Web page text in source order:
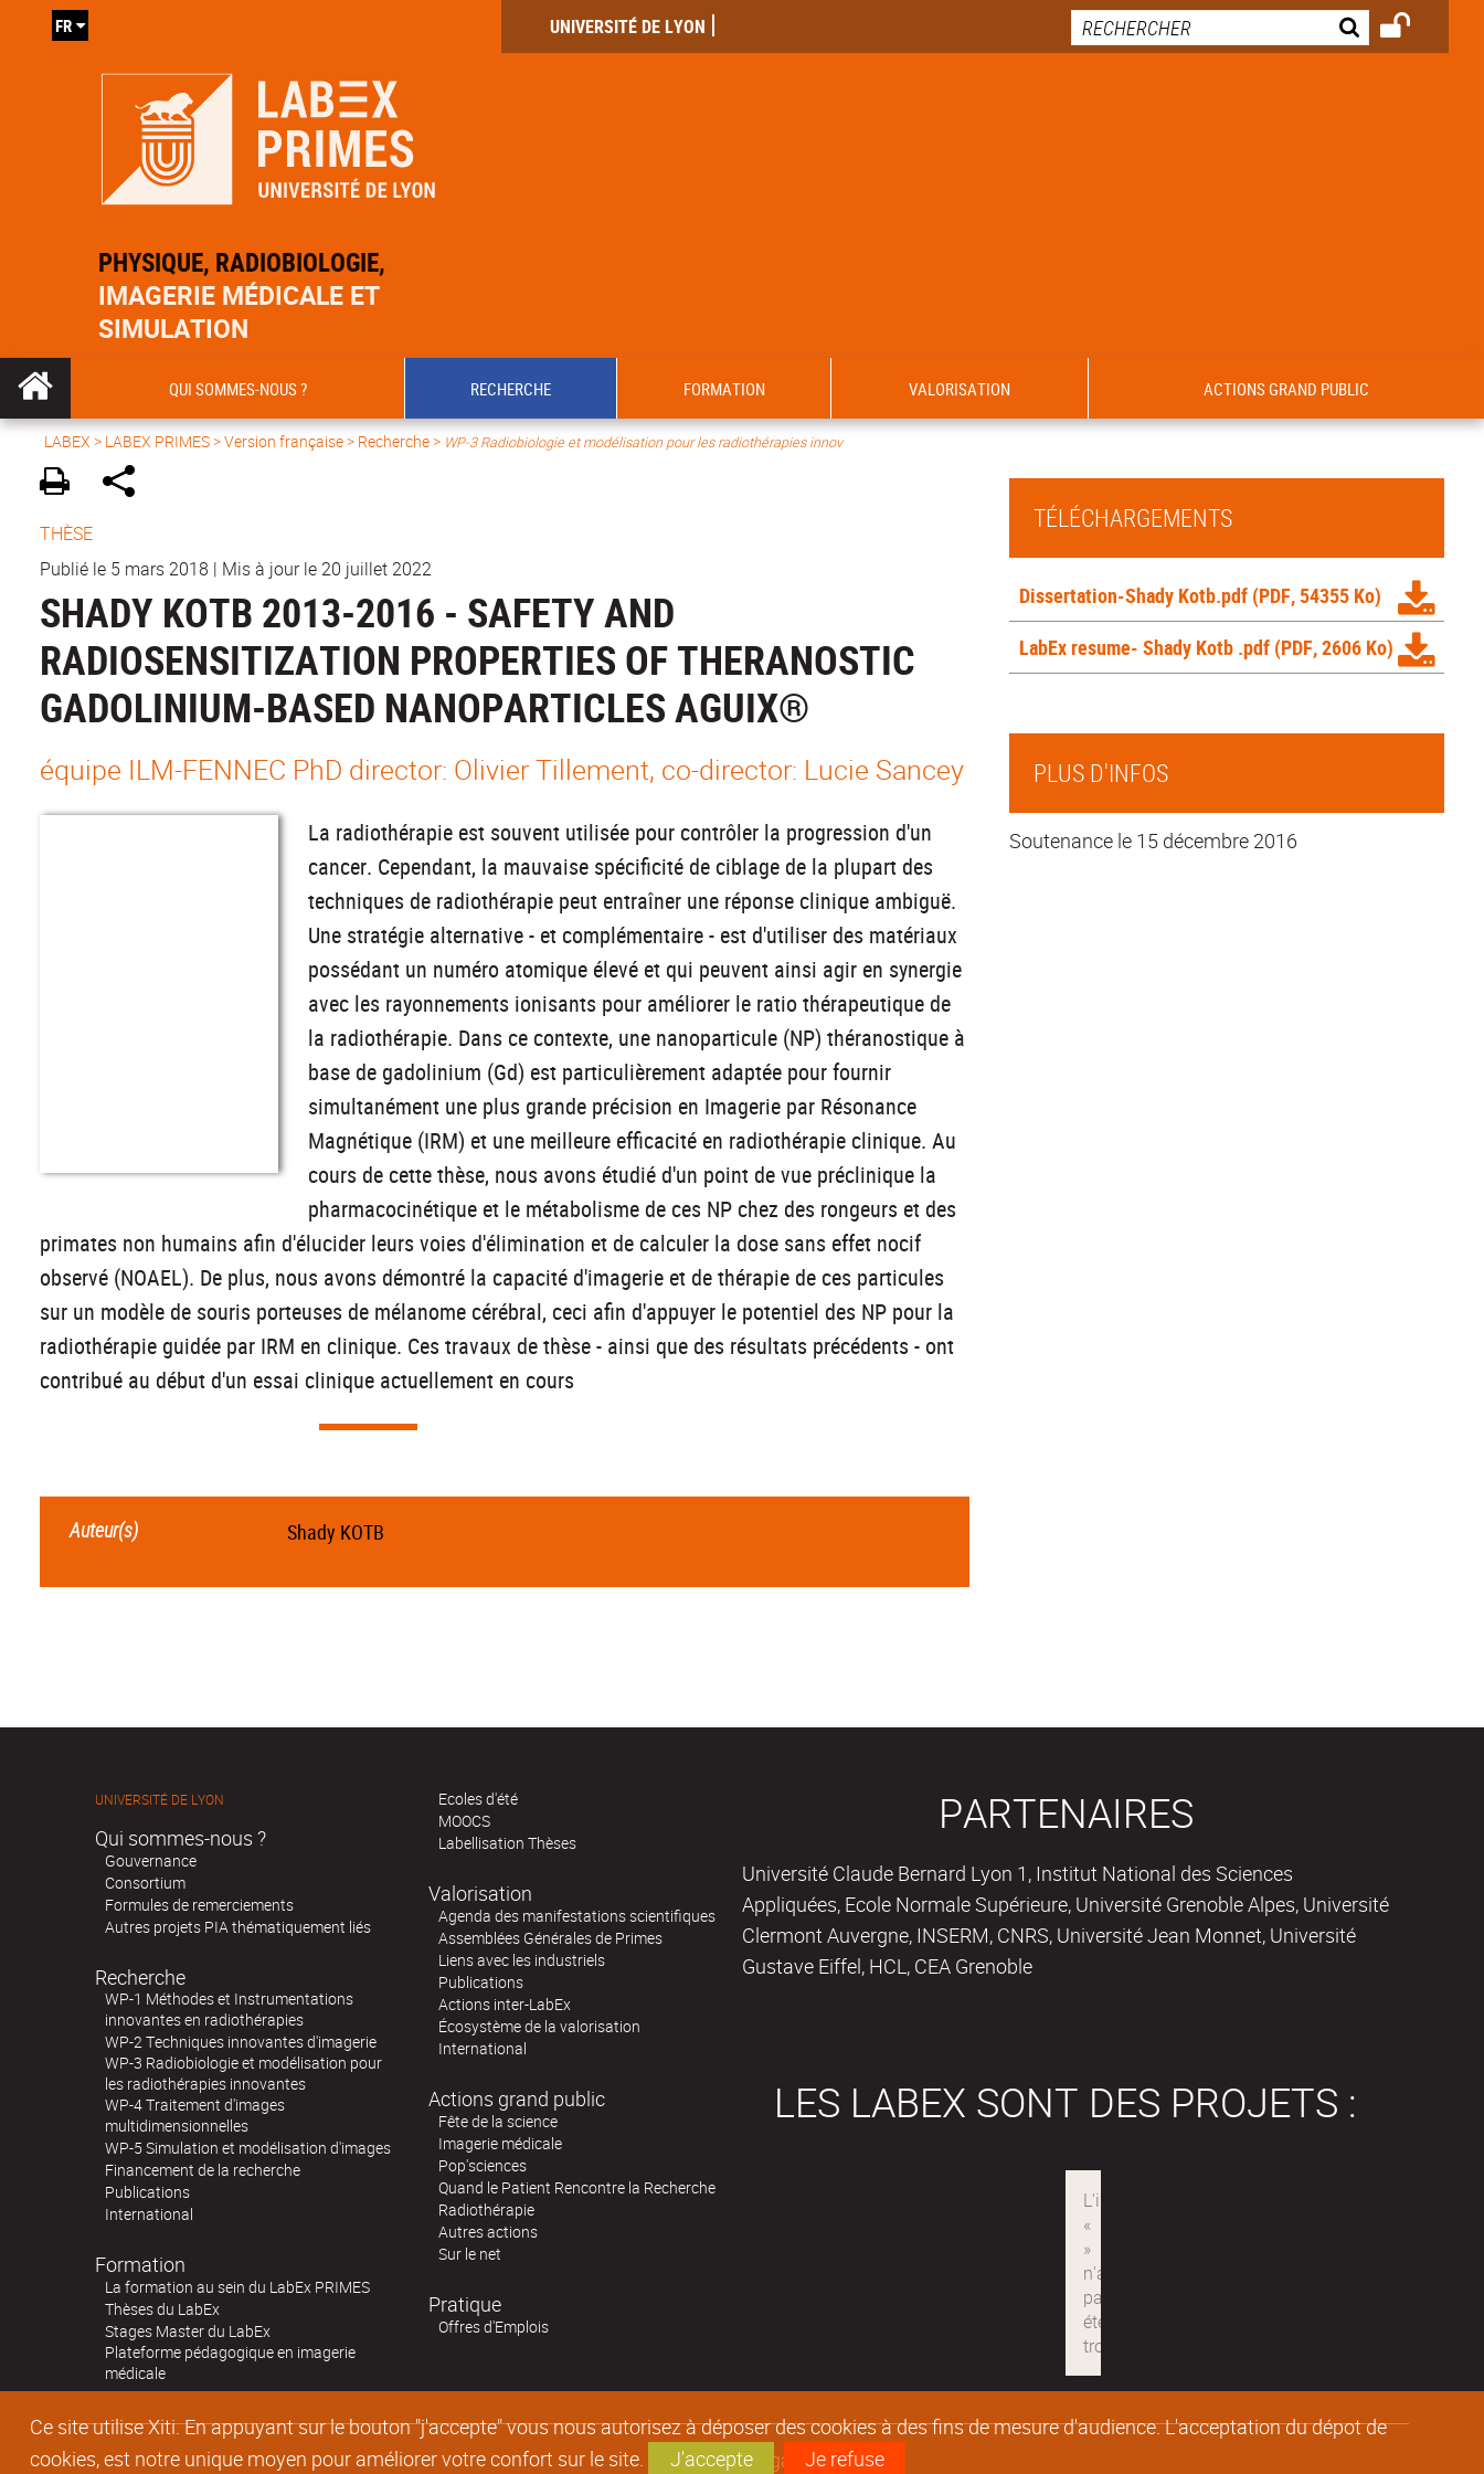
Ce site utilise Xiti. En appuyant sur le bouton "j'accepte" vous nous autorisez à déposer des cookies à des fins de mesure d'audience. L'acceptation du dépot de
cookies, est notre unique moyen pour améliorer votre confort sur le site.
J'accepte Je refuse
PHYSIQUE, RADIOBIOLOGIE,
IMAGERIE MÉDICALE ET
SIMULATION
UNIVERSITÉ DE LYON
FR
QUI SOMMES-NOUS ? RECHERCHE FORMATION VALORISATION ACTIONS GRAND PUBLIC
LABEX > LABEX PRIMES>Version française> Recherche > WP-3 Radiobiologie et modélisation pour les radiothérapies innov
THÈSE
Publié le 5 mars 2018 | Mis à jour le 20 juillet 2022
SHADY KOTB 2013-2016 - SAFETY AND
RADIOSENSITIZATION PROPERTIES OF THERANOSTIC
GADOLINIUM-BASED NANOPARTICLES AGUIX®
équipe ILM-FENNEC PhD director: Olivier Tillement, co-director: Lucie Sancey
La radiothérapie est souvent utilisée pour contrôler la progression d'un
cancer. Cependant, la mauvaise spécificité de ciblage de la plupart des
techniques de radiothérapie peut entraîner une réponse clinique ambiguë.
Une stratégie alternative - et complémentaire - est d'utiliser des matériaux
possédant un numéro atomique élevé et qui peuvent ainsi agir en synergie
avec les rayonnements ionisants pour améliorer le ratio thérapeutique de
la radiothérapie. Dans ce contexte, une nanoparticule (NP) théranostique à
base de gadolinium (Gd) est particulièrement adaptée pour fournir
simultanément une plus grande précision en Imagerie par Résonance
Magnétique (IRM) et une meilleure efficacité en radiothérapie clinique. Au
cours de cette thèse, nous avons étudié d'un point de vue préclinique la
pharmacocinétique et le métabolisme de ces NP chez des rongeurs et des
primates non humains afin d'élucider leurs voies d'élimination et de calculer la dose sans effet nocif
observé (NOAEL). De plus, nous avons démontré la capacité d'imagerie et de thérapie de ces particules
sur un modèle de souris porteuses de mélanome cérébral, ceci afin d'appuyer le potentiel des NP pour la
radiothérapie guidée par IRM en clinique. Ces travaux de thèse - ainsi que des résultats précédents - ont
contribué au début d'un essai clinique actuellement en cours
Auteur(s) Shady KOTB
TÉLÉCHARGEMENTS
Dissertation-Shady Kotb.pdf (PDF, 54355 Ko)
LabEx resume- Shady Kotb .pdf (PDF, 2606 Ko)
PLUS D'INFOS
Soutenance le 15 décembre 2016
UNIVERSITÉ DE LYON
Qui sommes-nous ?
Gouvernance
Consortium
Formules de remerciements
Autres projets PIA thématiquement liés
Recherche
WP-1 Méthodes et Instrumentations
innovantes en radiothérapies
WP-2 Techniques innovantes d'imagerie
WP-3 Radiobiologie et modélisation pour
les radiothérapies innovantes
WP-4 Traitement d'images
multidimensionnelles
WP-5 Simulation et modélisation d'images
Financement de la recherche
Publications
International
Formation
La formation au sein du LabEx PRIMES
Thèses du LabEx
Stages Master du LabEx
Plateforme pédagogique en imagerie
médicale
Ecoles d'été
MOOCS
Labellisation Thèses
Valorisation
Agenda des manifestations scientifiques
Assemblées Générales de Primes
Liens avec les industriels
Publications
Actions inter-LabEx
Écosystème de la valorisation
International
Actions grand public
Fête de la science
Imagerie médicale
Pop'sciences
Quand le Patient Rencontre la Recherche
Radiothérapie
Autres actions
Sur le net
Pratique
Offres d'Emplois
PARTENAIRES
Université Claude Bernard Lyon 1, Institut National des Sciences
Appliquées, Ecole Normale Supérieure, Université Grenoble Alpes, Université
Clermont Auvergne, INSERM, CNRS, Université Jean Monnet, Université
Gustave Eiffel, HCL, CEA Grenoble
LES LABEX SONT DES PROJETS :
Mentions légales